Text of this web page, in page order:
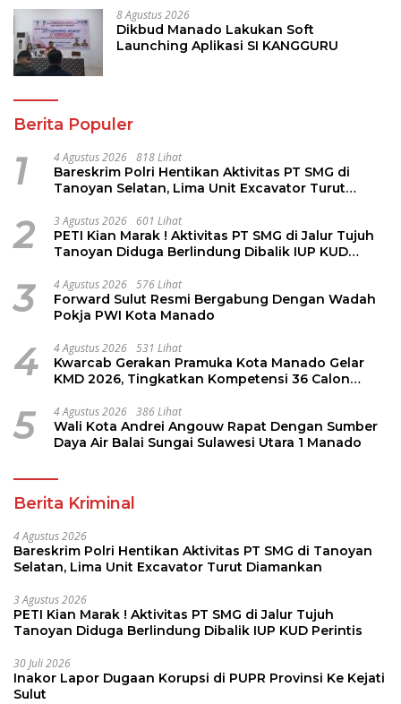
8 Agustus 2026
Dikbud Manado Lakukan Soft
Launching Aplikasi SI KANGGURU
Berita Populer
1 4 Agustus 2026 818 Lihat
Bareskrim Polri Hentikan Aktivitas PT SMG di
Tanoyan Selatan, Lima Unit Excavator Turut
2 3 Agustus 2026 601 Lihat
PETI Kian Marak ! Aktivitas PT SMG di Jalur Tujuh
Tanoyan Diduga Berlindung Dibalik IUP KUD
3 4 Agustus 2026 576 Lihat
Forward Sulut Resmi Bergabung Dengan Wadah
Pokja PWI Kota Manado
4 4 Agustus 2026 531 Lihat
Kwarcab Gerakan Pramuka Kota Manado Gelar
KMD 2026, Tingkatkan Kompetensi 36 Calon
5 4 Agustus 2026 386 Lihat
Wali Kota Andrei Angouw Rapat Dengan Sumber
Daya Air Balai Sungai Sulawesi Utara 1 Manado
Berita Kriminal
4 Agustus 2026
Bareskrim Polri Hentikan Aktivitas PT SMG di Tanoyan
Selatan, Lima Unit Excavator Turut Diamankan
3 Agustus 2026
PETI Kian Marak ! Aktivitas PT SMG di Jalur Tujuh
Tanoyan Diduga Berlindung Dibalik IUP KUD Perintis
30 Juli 2026
Inakor Lapor Dugaan Korupsi di PUPR Provinsi Ke Kejati
Sulut